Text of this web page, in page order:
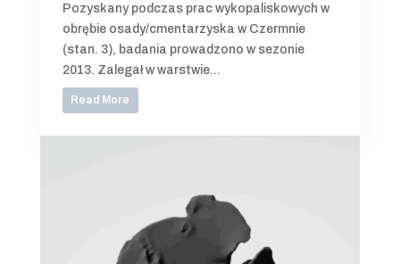
Pozyskany podczas prac wykopaliskowych w
obrębie osady/cmentarzyska w Czermnie
(stan. 3), badania prowadzono w sezonie
2013. Zalegał w warstwie...
Read More